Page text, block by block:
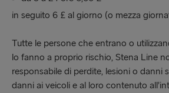
in seguito 6 £ al giorno (o mezza
Tutte le persone che entrano o
lo fanno a proprio rischio, Stena Line
responsabile di perdite, lesioni o danni
danni ai veicoli e al loro contenuto